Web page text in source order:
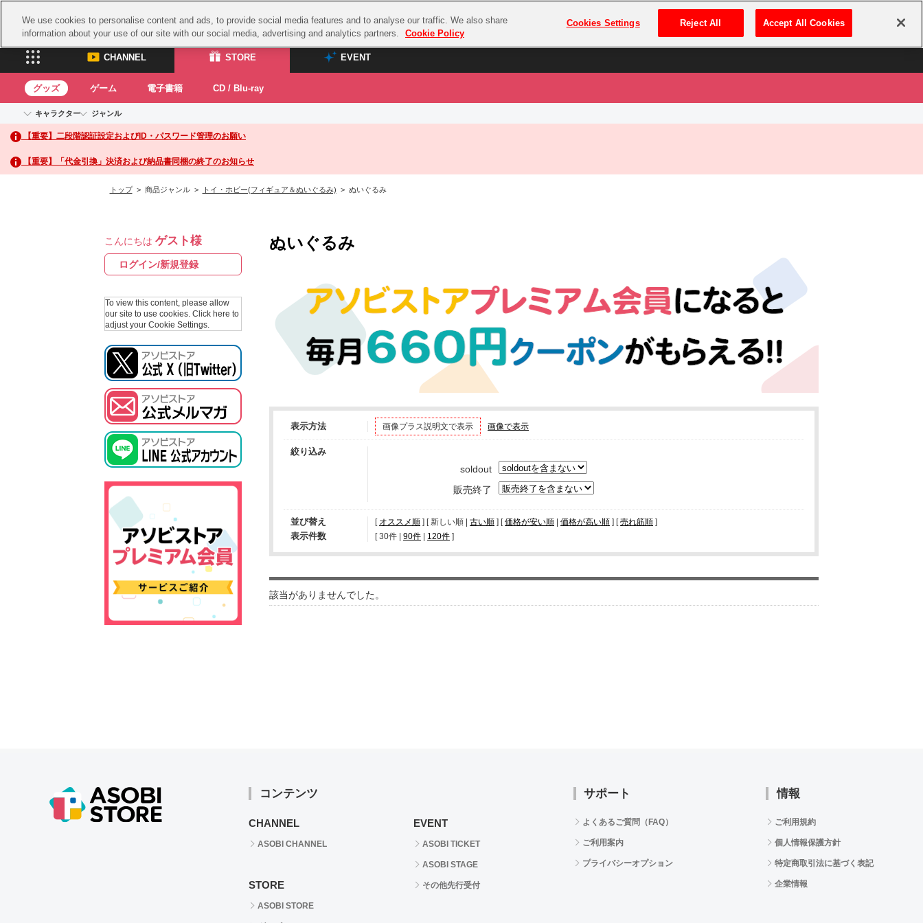
プレミアム会員とは ログイン・新規登録
CHANNEL STORE EVENT
CHANNEL
ASOBI CHANNEL TOP
STORE
ASOBI STORE TOP
グッズ
CD / Blu-ray
EVENT
ASOBI STAGE
グッズ ゲーム 電子書籍 CD / Blu-ray
キャラクター
アイドルマスターシリーズ
アイドルマスター
アイドルマスター シンデレラガールズ
アイドルマスター ミリオンライブ！
プロジェクトアイマス ヴイアライヴ
テイルズ オブ シリーズ
スサノオマジック
ドラゴンボール
ラブライブ！サンシャイン‼
ジャンル
イベントグッズ
トイ・ホビー
【重要】二段階認証設定およびID・パスワード管理のお願い
【重要】「代金引換」決済および納品書同梱の終了のお知らせ
トップ> 商品ジャンル > トイ・ホビー(フィギュア＆ぬいぐるみ) > ぬいぐるみ
こんにちは ゲスト様
ログイン/新規登録
To view this content, please allow
our site to use cookies. Click here to
adjust your Cookie Settings.
ぬいぐるみ
表示方法 画像プラス説明文で表示 画像で表示
絞り込み
soldout
販売終了
並び替え [ オススメ順 ] [ 新しい順 | 古い順 ] [価格が安い順 | 価格が高い順 ] [売れ筋順 ]
表示件数 [ 30件 | 90件 | 120件 ]
該当がありませんでした。
コンテンツ
CHANNEL
ASOBI CHANNEL
STORE
ASOBI STORE
EVENT
ASOBI TICKET
ASOBI STAGE
その他先行受付
サポート
よくあるご質問（FAQ）
ご利用案内
プライバシーオプション
情報
ご利用規約
個人情報保護方針
特定商取引法に基づく表記
企業情報
We use cookies to personalise content and ads, to provide social media features and to analyse our traffic. We also share
information about your use of our site with our social media, advertising and analytics partners.
Cookie Policy
Cookies Settings Reject All Accept All Cookies